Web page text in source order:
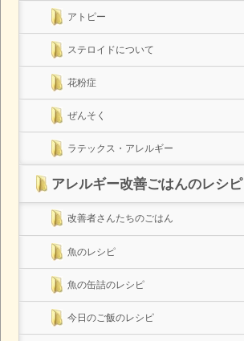
アトピー
ステロイドについて
花粉症
ぜんそく
ラテックス・アレルギー
アレルギー改善ごはんのレシピ
改善者さんたちのごはん
魚のレシピ
魚の缶詰のレシピ
今日のご飯のレシピ